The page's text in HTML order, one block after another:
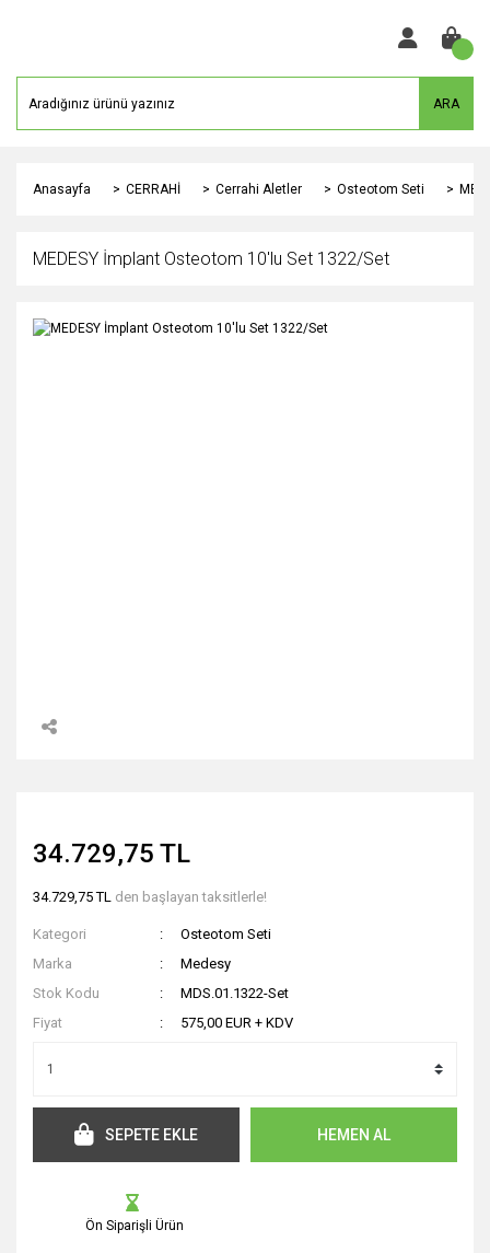
ARA
Anasayfa CERRAHİ Cerrahi Aletler Osteotom Seti
MEDESY İmplant Osteotom 10'lu Set 1322/Set
34.729,75 TL
34.729,75 TL den başlayan taksitlerle!
Kategori
Osteotom Seti
Marka
Medesy
Stok Kodu
MDS.01.1322-Set
Fiyat
575,00 EUR + KDV
SEPETE EKLE HEMEN AL
Ön Siparişli Ürün